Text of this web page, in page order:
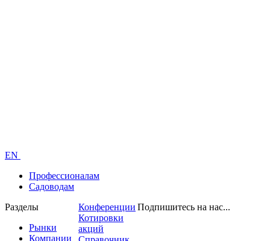
EN
Профессионалам
Садоводам
Разделы
Рынки
Компании
Конференции
Котировки
акций
Подпишитесь на нас...